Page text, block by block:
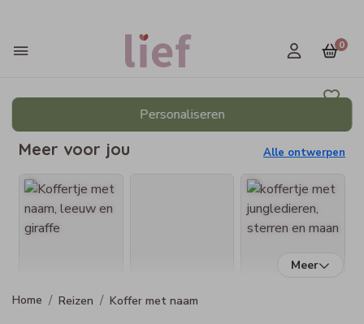
0
Personaliseren
Meer voor jou Alle ontwerpen
Meer
Reizen Koffer met naam